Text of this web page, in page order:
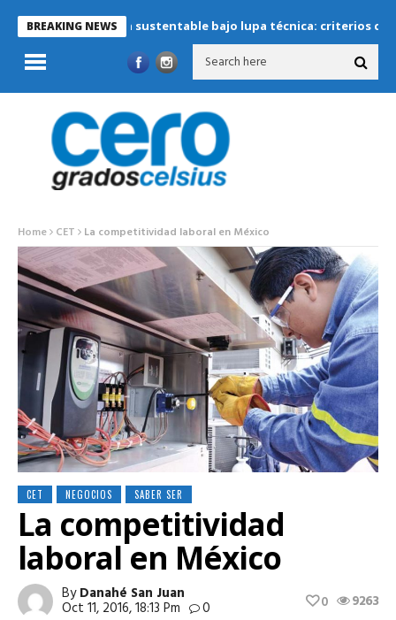
BREAKING NEWS
Refrigeración sustentable bajo lupa técnica: criterios críticos
Home CET La competitividad laboral en México
CET NEGOCIOS SABER SER
La competitividad
laboral en México
ByDanahé San Juan
Oct 11, 2016, 18:13 Pm 0 9263
0